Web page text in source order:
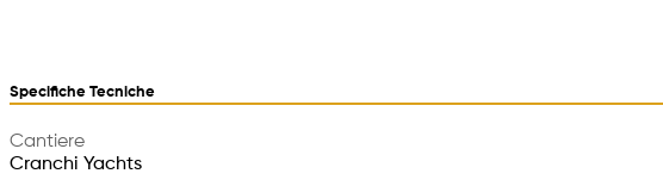
Specifiche Tecniche
Cantiere
Cranchi Yachts